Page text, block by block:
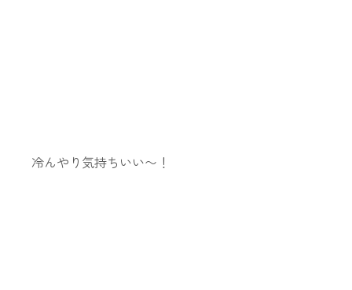
冷んやり気持ちいい〜！